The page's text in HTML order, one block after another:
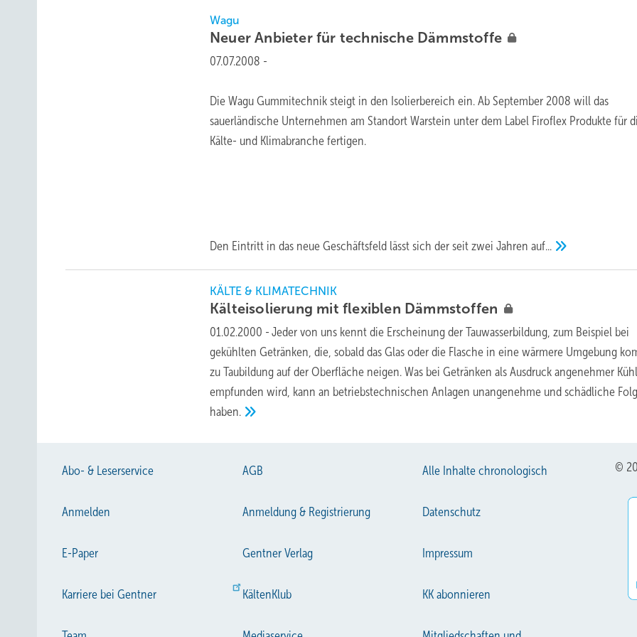
Wagu
Neuer Anbieter für technische Dämmstoffe
07.07.2008 -
Die Wagu Gummitechnik steigt in den Isolierbereich ein. Ab September 2008 will das
sauerländische Unternehmen am Standort Warstein unter dem Label Firoflex Produkte für
Kälte- und Klimabranche fertigen.
Den Eintritt in das neue Geschäftsfeld lässt sich der seit zwei Jahrenauf...
KÄLTE & KLIMATECHNIK
Kälteisolierung mit flexiblen Dämmstoffen
01.02.2000 - Jeder von uns kennt die Erscheinung der Tauwasserbildung, zum Beispiel bei
gekühlten Getränken, die, sobald das Glas oder die Flasche in eine wärmere Umgebung
zu Taubildung auf der Oberfläche neigen. Was bei Getränken als Ausdruck angenehmer
empfunden wird, kann an betriebstechnischen Anlagen unangenehme und schädliche
haben.
Abo- & Leserservice AGB Alle Inhalte chronologisch
Anmelden Anmeldung & Registrierung Datenschutz
E-Paper Gentner Verlag Impressum
Karriere bei Gentner KältenKlub KK abonnieren
©